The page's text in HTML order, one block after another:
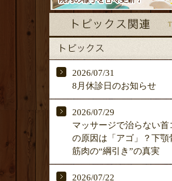
2026/07/31
8月休診日のお知らせ
2026/07/29
マッサージで治らない首
の原因は「アゴ」？下顎
筋肉の“綱引き”の真実
2026/07/22